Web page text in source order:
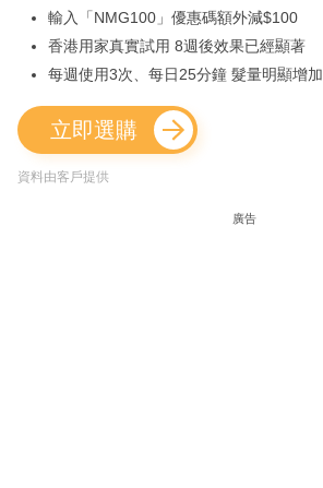
輸入「NMG100」優惠碼額外減$100
香港用家真實試用 8週後效果已經顯著
每週使用3次、每日25分鐘 髮量明顯增加
立即選購
資料由客戶提供
廣告